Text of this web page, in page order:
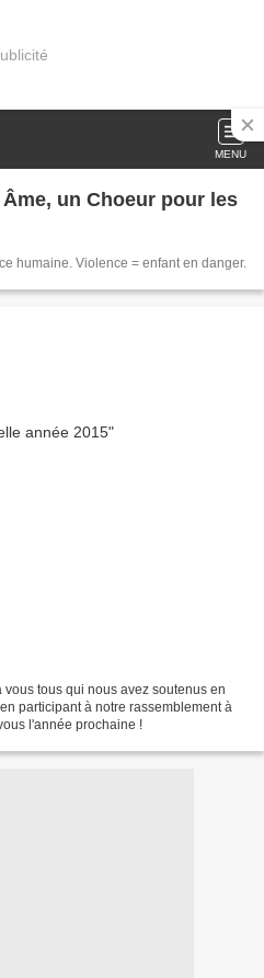
MENU
un Choeur pour les
humaine. Violence = enfant en danger.
tous qui nous avez soutenus en
participant à notre rassemblement à
l'année prochaine !